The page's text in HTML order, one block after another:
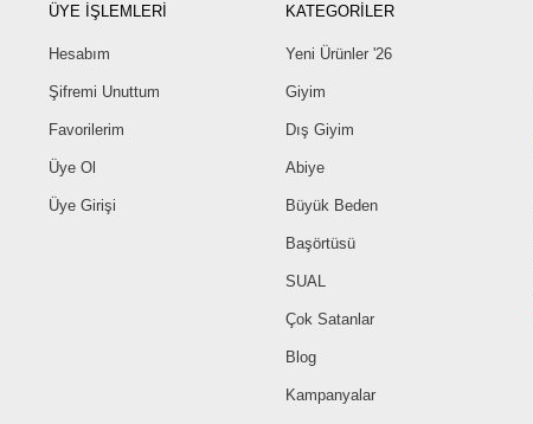
ÜYE İŞLEMLERİ
Hesabım
Şifremi Unuttum
Favorilerim
Üye Ol
Üye Girişi
KATEGORİLER
Yeni Ürünler '26
Giyim
Dış Giyim
Abiye
Büyük Beden
Başörtüsü
SUAL
Çok Satanlar
Blog
Kampanyalar